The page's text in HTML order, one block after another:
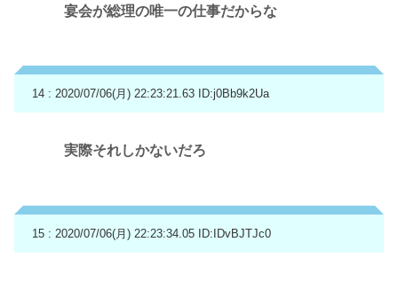
宴会が総理の唯一の仕事だからな
14 : 2020/07/06(月) 22:23:21.63 ID:j0Bb9k2Ua
実際それしかないだろ
15 : 2020/07/06(月) 22:23:34.05 ID:IDvBJTJc0